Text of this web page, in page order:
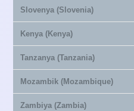
Slovenya (Slovenia)
Kenya (Kenya)
Tanzanya (Tanzania)
Mozambik (Mozambique)
Zambiya (Zambia)